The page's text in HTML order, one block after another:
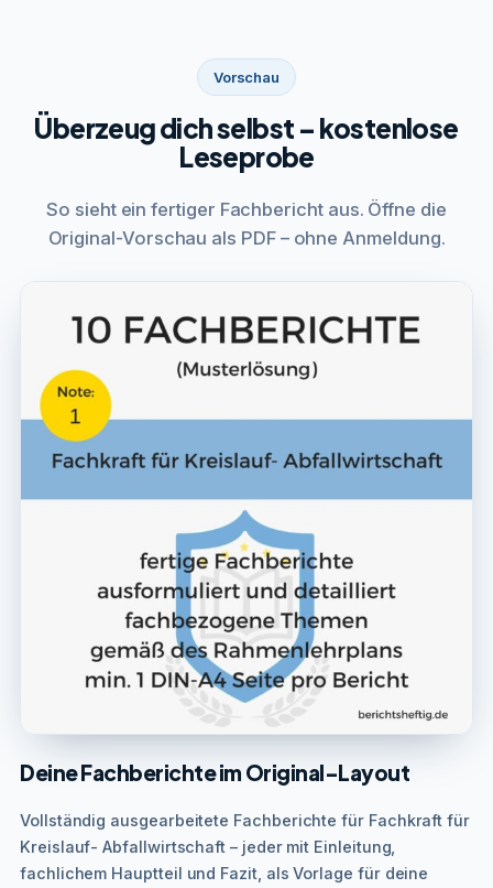
Vorschau
Überzeug dich selbst – kostenlose
Leseprobe
So sieht ein fertiger Fachbericht aus. Öffne die
Original-Vorschau als PDF – ohne Anmeldung.
Deine Fachberichte im Original-Layout
Vollständig ausgearbeitete Fachberichte für Fachkraft für
Kreislauf- Abfallwirtschaft – jeder mit Einleitung,
fachlichem Hauptteil und Fazit, als Vorlage für deine